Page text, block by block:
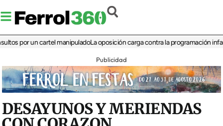
por un cartel manipuladoLa oposición carga contra la programación infantil
Publicidad
DESAYUNOS Y MERIENDAS